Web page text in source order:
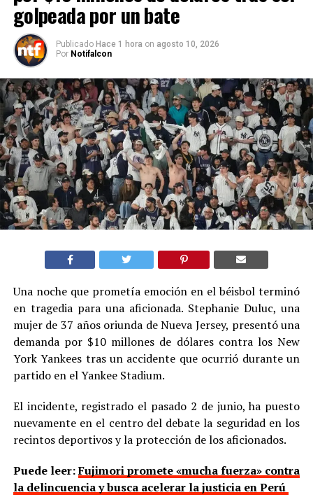
golpeada por un bate
Publicado Hace 1 hora on agosto 10, 2026
Por Notifalcon
Una noche que prometía emoción en el béisbol terminó
en tragedia para una aficionada. Stephanie Duluc, una
mujer de 37 años oriunda de Nueva Jersey, presentó una
demanda por $10 millones de dólares contra los New
York Yankees tras un accidente que ocurrió durante un
partido en el Yankee Stadium.
El incidente, registrado el pasado 2 de junio, ha puesto
nuevamente en el centro del debate la seguridad en los
recintos deportivos y la protección de los aficionados.
Puede leer:Fujimori promete «mucha fuerza» contra
la delincuencia y busca acelerar la justicia en Perú